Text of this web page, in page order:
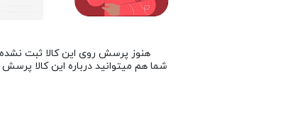
هنوز پرسش روی این کالا ثبت
شما هم میتوانید درباره این کالا